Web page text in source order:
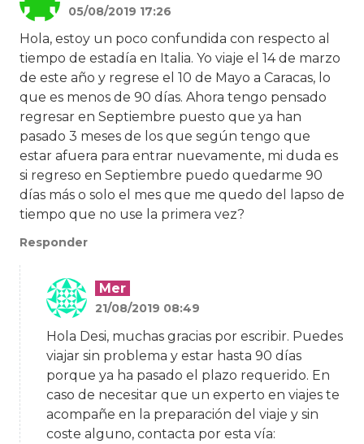
05/08/2019 17:26
Hola, estoy un poco confundida con respecto al
tiempo de estadía en Italia. Yo viaje el 14 de marzo
de este año y regrese el 10 de Mayo a Caracas, lo
que es menos de 90 días. Ahora tengo pensado
regresar en Septiembre puesto que ya han
pasado 3 meses de los que según tengo que
estar afuera para entrar nuevamente, mi duda es
si regreso en Septiembre puedo quedarme 90
días más o solo el mes que me quedo del lapso de
tiempo que no use la primera vez?
Responder
Mer
21/08/2019 08:49
Hola Desi, muchas gracias por escribir. Puedes
viajar sin problema y estar hasta 90 días
porque ya ha pasado el plazo requerido. En
caso de necesitar que un experto en viajes te
acompañe en la preparación del viaje y sin
coste alguno, contacta por esta vía: